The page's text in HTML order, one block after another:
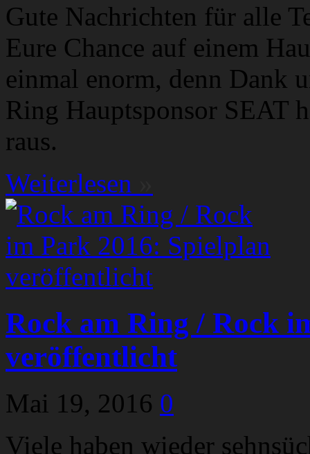
Gute Nachrichten für alle
Eure Chance auf einem
einmal enorm, denn Dank
Ring Hauptsponsor SEAT
raus.
Weiterlesen
Rock am Ring / Rock
veröffentlicht
Mai 19, 2016 0
Viele haben wieder